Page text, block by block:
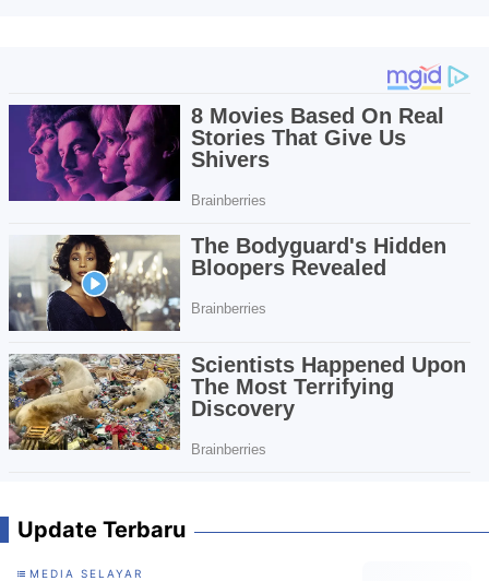
Update Terbaru
MEDIA SELAYAR